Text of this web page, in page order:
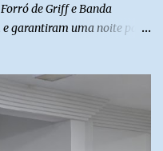
de Griff e Banda
garantiram uma noite para
conta das ruas do Alto
levando o público a
cortejo que já faz parte da
e muita animação, a